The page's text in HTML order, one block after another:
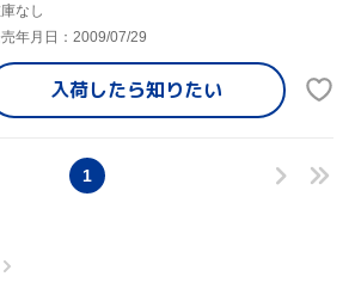
なし
年月日：2009/07/29
入荷したら知りたい
1